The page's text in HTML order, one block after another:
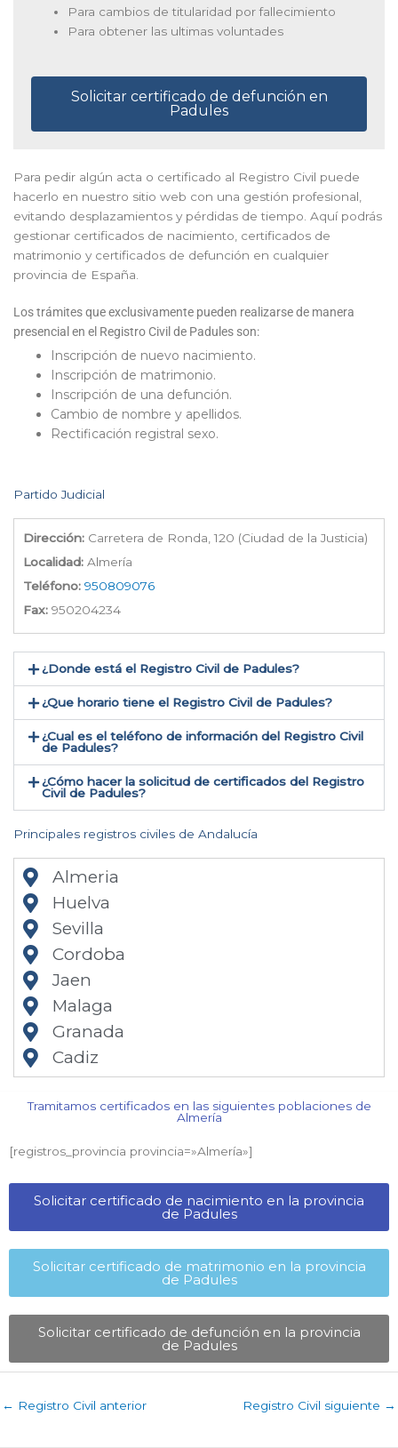
Para cambios de titularidad por fallecimiento
Para obtener las ultimas voluntades
Solicitar certificado de defunción en
Padules
Para pedir algún acta o certificado al Registro Civil puede
hacerlo en nuestro sitio web con una gestión profesional,
evitando desplazamientos y pérdidas de tiempo. Aquí podrás
gestionar certificados de nacimiento, certificados de
matrimonio y certificados de defunción en cualquier
provincia de España.
Los trámites que exclusivamente pueden realizarse de manera
presencial en el Registro Civil de Padules son:
Inscripción de nuevo nacimiento.
Inscripción de matrimonio.
Inscripción de una defunción.
Cambio de nombre y apellidos.
Rectificación registral sexo.
Partido Judicial
Dirección: Carretera de Ronda, 120 (Ciudad de la Justicia)
Localidad: Almería
Teléfono: 950809076
Fax: 950204234
¿Donde está el Registro Civil de Padules​?
¿Que horario tiene el Registro Civil de Padules?
¿Cual es el teléfono de información del Registro Civil
de Padules​?
¿Cómo hacer la solicitud de certificados del Registro
Civil de Padules​?
Principales registros civiles de Andalucía
Almeria
Huelva
Sevilla
Cordoba
Jaen
Malaga
Granada
Cadiz
Tramitamos certificados en las siguientes poblaciones de
Almería​
[registros_provincia provincia=»Almería​»]
Solicitar certificado de nacimiento en la provincia
de Padules​
Solicitar certificado de matrimonio en la provincia
de Padules​
Solicitar certificado de defunción en la provincia
de Padules​
← Registro Civil anterior Registro Civil siguiente →